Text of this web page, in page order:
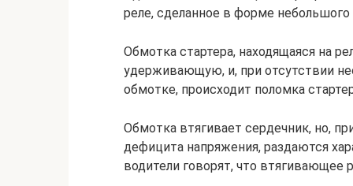
реле, сделанное в форме небольшого
Обмотка стартера, находящаяся на
удерживающую, и, при отсутствии
обмотке, происходит поломка
Обмотка втягивает сердечник, но,
дефицита напряжения, раздаются
водители говорят, что втягивающее